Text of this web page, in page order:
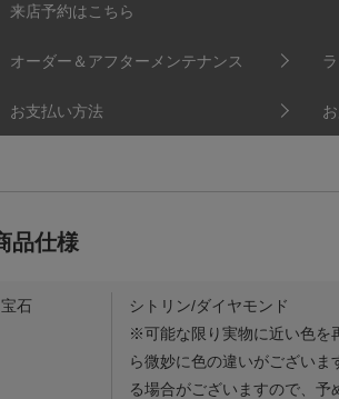
来店予約はこちら
オーダー＆アフターメンテナンス
お支払い方法
宝石
シトリン/ダイヤモンド
※可能な限り実物に近い色を
ら微妙に色の違いがござい
る場合がございますので、予